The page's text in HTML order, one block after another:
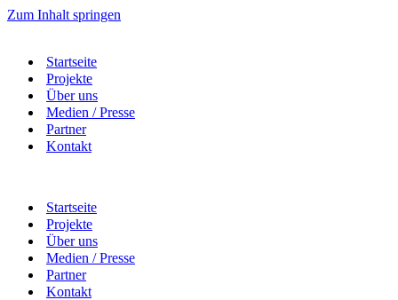
Zum Inhalt springen
Startseite
Projekte
Über uns
Medien / Presse
Partner
Kontakt
Startseite
Projekte
Über uns
Medien / Presse
Partner
Kontakt